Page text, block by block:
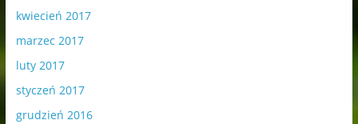
kwiecień 2017
marzec 2017
luty 2017
styczeń 2017
grudzień 2016